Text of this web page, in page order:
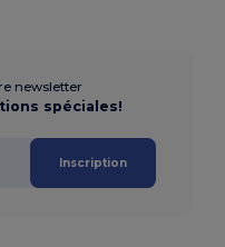
newsletter
spéciales!
Inscription